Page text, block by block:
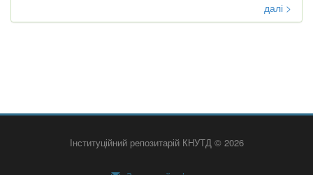
далі >
Інституційний репозитарій КНУТД © 2026